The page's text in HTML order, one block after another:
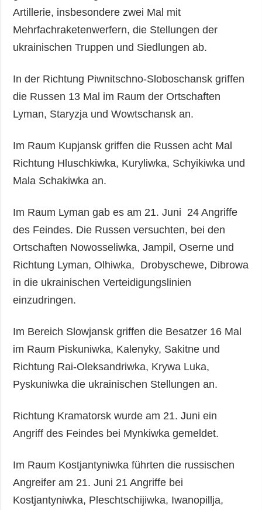
Artillerie, insbesondere zwei Mal mit
Mehrfachraketenwerfern, die Stellungen der
ukrainischen Truppen und Siedlungen ab.
In der Richtung Piwnitschno-Sloboschansk griffen
die Russen 13 Mal im Raum der Ortschaften
Lyman, Staryzja und Wowtschansk an.
Im Raum Kupjansk griffen die Russen acht Mal
Richtung Hluschkiwka, Kuryliwka, Schyikiwka und
Mala Schakiwka an.
Im Raum Lyman gab es am 21. Juni 24 Angriffe
des Feindes. Die Russen versuchten, bei den
Ortschaften Nowosseliwka, Jampil, Oserne und
Richtung Lyman, Olhiwka, Drobyschewe, Dibrowa
in die ukrainischen Verteidigungslinien
einzudringen.
Im Bereich Slowjansk griffen die Besatzer 16 Mal
im Raum Piskuniwka, Kalenyky, Sakitne und
Richtung Rai-Oleksandriwka, Krywa Luka,
Pyskuniwka die ukrainischen Stellungen an.
Richtung Kramatorsk wurde am 21. Juni ein
Angriff des Feindes bei Mynkiwka gemeldet.
Im Raum Kostjantyniwka führten die russischen
Angreifer am 21. Juni 21 Angriffe bei
Kostjantyniwka, Pleschtschijiwka, Iwanopillja,